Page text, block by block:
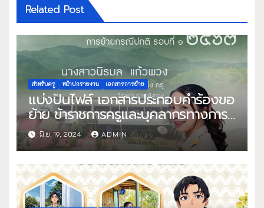
Related Post
สำหรับครู หน้าปกรายงาน เอกสารการย้าย
แบ่งปันไฟล์ เอกสารประกอบคำร้องขอ
ย้าย ข้าราชการครูและบุคลากรทางการ
ศึกษา ตำแหน่งครู สังกัดกระทรวง
ศึกษาธิการ การย้ายกรณีปกติ รอบที่ 1
พ.ศ.2567 พร้อมหน้าปก โดย คุณครู
นิรมล แก้วพวง
มิ.ย. 19, 2024 ADMIN